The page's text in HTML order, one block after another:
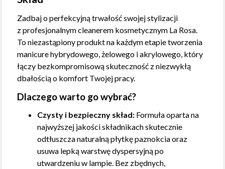
Zadbaj o perfekcyjną trwałość swojej stylizacji
z profesjonalnym cleanerem kosmetycznym La Rosa.
To niezastąpiony produkt na każdym etapie tworzenia
manicure hybrydowego, żelowego i akrylowego, który
łączy bezkompromisową skuteczność z niezwykłą
dbałością o komfort Twojej pracy.
Dlaczego warto go wybrać?
Czysty i bezpieczny skład: Formuła oparta na
najwyższej jakości składnikach skutecznie
odtłuszcza naturalną płytkę paznokcia oraz
usuwa lepką warstwę dyspersyjną po
utwardzeniu w lampie. Bez zbędnych,